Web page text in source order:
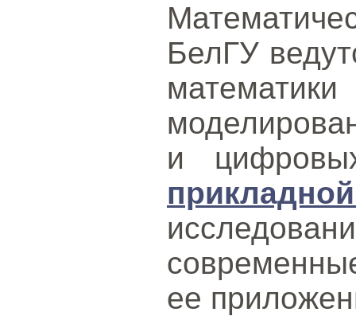
БелГУ
и
ее